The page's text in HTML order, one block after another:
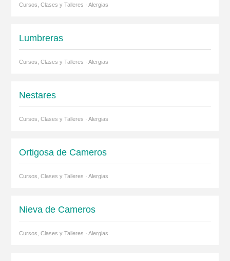
Cursos, Clases y Talleres · Alergias
Lumbreras
Cursos, Clases y Talleres · Alergias
Nestares
Cursos, Clases y Talleres · Alergias
Ortigosa de Cameros
Cursos, Clases y Talleres · Alergias
Nieva de Cameros
Cursos, Clases y Talleres · Alergias